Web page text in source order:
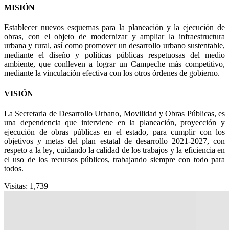
MISIÓN
Establecer nuevos esquemas para la planeación y la ejecución de
obras, con el objeto de modernizar y ampliar la infraestructura
urbana y rural, así como promover un desarrollo urbano sustentable,
mediante el diseño y políticas públicas respetuosas del medio
ambiente, que conlleven a lograr un Campeche más competitivo,
mediante la vinculación efectiva con los otros órdenes de gobierno.
VISIÓN
La Secretaria de Desarrollo Urbano, Movilidad y Obras Públicas, es
una dependencia que interviene en la planeación, proyección y
ejecución de obras públicas en el estado, para cumplir con los
objetivos y metas del plan estatal de desarrollo 2021-2027, con
respeto a la ley, cuidando la calidad de los trabajos y la eficiencia en
el uso de los recursos públicos, trabajando siempre con todo para
todos.
Visitas: 1,739